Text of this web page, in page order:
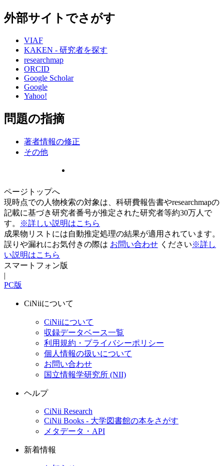
外部サイトでさがす
VIAF
KAKEN - 研究者を探す
researchmap
ORCID
Google Scholar
Google
Yahoo!
問題の指摘
著者情報の修正
その他
ページトップへ
現時点での人物検索の対象は、科研費報告書やresearchmapの
記載に基づき研究者番号が推定された研究者等約30万人で
す。
※詳しい説明はこちら
成果物リストには自動推定処理の結果が適用されています。
誤りや漏れにお気付きの際は お問い合わせ ください※詳し
い説明はこちら
スマートフォン版
|
PC版
CiNiiについて
CiNiiについて
収録データベース一覧
利用規約・プライバシーポリシー
個人情報の扱いについて
お問い合わせ
国立情報学研究所 (NII)
ヘルプ
CiNii Research
CiNii Books - 大学図書館の本をさがす
メタデータ・API
新着情報